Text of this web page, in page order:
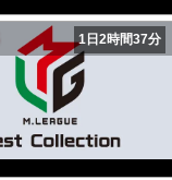
1日2時間37分